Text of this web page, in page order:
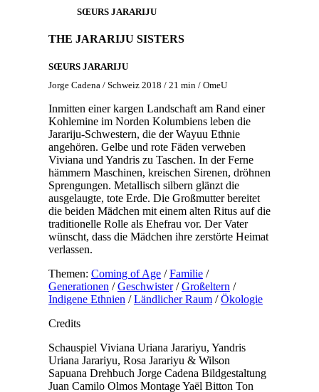
SŒURS JARARIJU
THE JARARIJU SISTERS
SŒURS JARARIJU
Jorge Cadena / Schweiz 2018 / 21 min / OmeU
Inmitten einer kargen Landschaft am Rand einer
Kohlemine im Norden Kolumbiens leben die
Jarariju-Schwestern, die der Wayuu Ethnie
angehören. Gelbe und rote Fäden verweben
Viviana und Yandris zu Taschen. In der Ferne
hämmern Maschinen, kreischen Sirenen, dröhnen
Sprengungen. Metallisch silbern glänzt die
ausgelaugte, tote Erde. Die Großmutter bereitet
die beiden Mädchen mit einem alten Ritus auf die
traditionelle Rolle als Ehefrau vor. Der Vater
wünscht, dass die Mädchen ihre zerstörte Heimat
verlassen.
Themen: Coming of Age/Familie/
Generationen /Geschwister/Großeltern /
Indigene Ethnien /Ländlicher Raum/Ökologie
Credits
Schauspiel Viviana Uriana Jarariyu, Yandris
Uriana Jarariyu, Rosa Jarariyu & Wilson
Sapuana Drehbuch Jorge Cadena Bildgestaltung
Juan Camilo Olmos MontageYaël Bitton Ton